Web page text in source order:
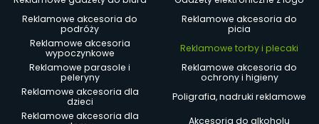
Reklamowe akcesoria do
podróży
Reklamowe akcesoria do
picia
Reklamowe akcesoria
wypoczynkowe
Reklamowe torby i plecaki
Reklamowe parasole i
peleryny
Reklamowe akcesoria do
ochrony i higieny
Reklamowe akcesoria dla
dzieci
Poligrafia, nadruki reklamowe
Reklamowe akcesoria dla
Akcesoria do alkoholu